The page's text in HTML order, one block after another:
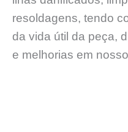
resoldagens, tendo
da vida útil da peça,
e melhorias em